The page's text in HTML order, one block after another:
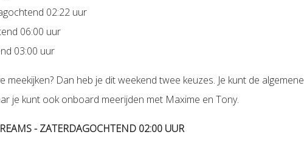
02:22 uur
06:00 uur
03:00 uur
meekijken? Dan heb je dit weekend twee keuzes. Je kunt de algemene
je kunt ook onboard meerijden met Maxime en Tony.
- ZATERDAGOCHTEND 02:00 UUR